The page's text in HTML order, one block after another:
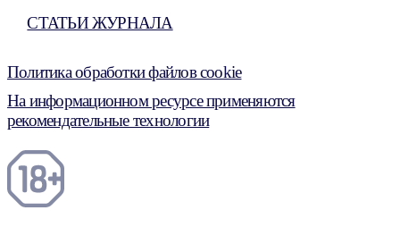
СТАТЬИ ЖУРНАЛА
Политика обработки файлов cookie
На информационном ресурсе применяются
рекомендательные технологии